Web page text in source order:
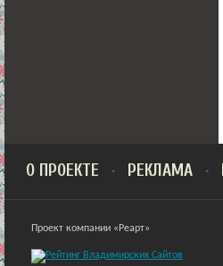
О ПРОЕКТЕ РЕКЛАМА
Проект компании «Реарт»